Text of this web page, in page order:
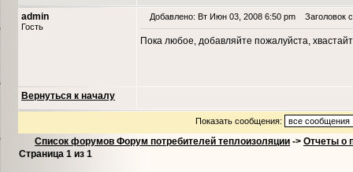
admin
Гость
Добавлено: Вт Июн 03, 2008 6:50 pm Заголовок
Пока любое, добавляйте пожалуйста,
Вернуться к началу
Показать сообщения:
Список форумов Форум потребителей теплоизоляции -> Отчеты о
Страница 1 из 1